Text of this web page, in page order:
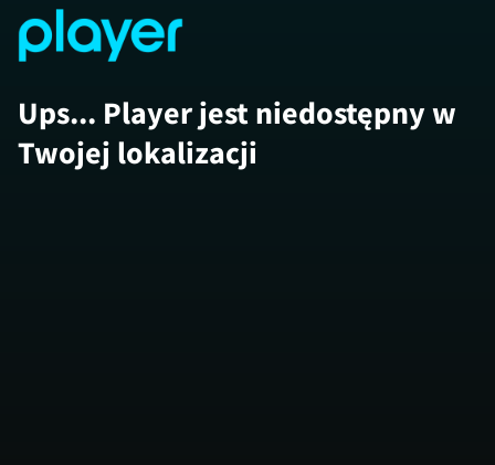
Ups... Player jest niedostępny w
Twojej lokalizacji